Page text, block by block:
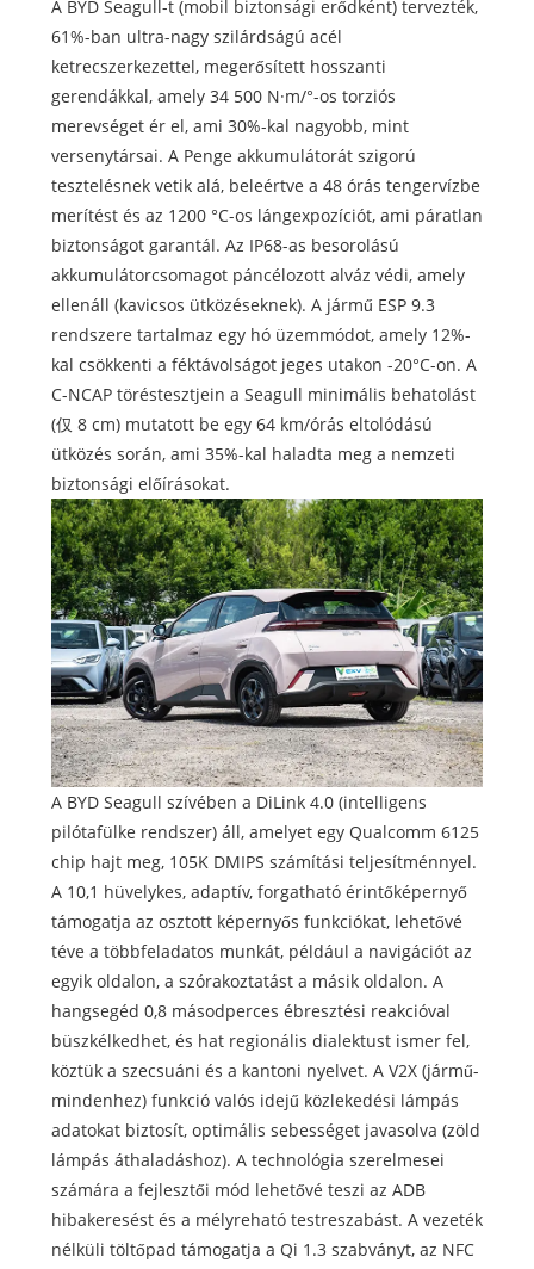
A BYD Seagull-t (mobil biztonsági erődként) tervezték,
61%-ban ultra-nagy szilárdságú acél
ketrecszerkezettel, megerősített hosszanti
gerendákkal, amely 34 500 N·m/°-os torziós
merevséget ér el, ami 30%-kal nagyobb, mint
versenytársai. A Penge akkumulátorát szigorú
tesztelésnek vetik alá, beleértve a 48 órás tengervízbe
merítést és az 1200 °C-os lángexpozíciót, ami páratlan
biztonságot garantál. Az IP68-as besorolású
akkumulátorcsomagot páncélozott alváz védi, amely
ellenáll (kavicsos ütközéseknek). A jármű ESP 9.3
rendszere tartalmaz egy hó üzemmódot, amely 12%-
kal csökkenti a féktávolságot jeges utakon -20°C-on. A
C-NCAP töréstesztjein a Seagull minimális behatolást
(仅 8 cm) mutatott be egy 64 km/órás eltolódású
ütközés során, ami 35%-kal haladta meg a nemzeti
biztonsági előírásokat.
A BYD Seagull szívében a DiLink 4.0 (intelligens
pilótafülke rendszer) áll, amelyet egy Qualcomm 6125
chip hajt meg, 105K DMIPS számítási teljesítménnyel.
A 10,1 hüvelykes, adaptív, forgatható érintőképernyő
támogatja az osztott képernyős funkciókat, lehetővé
téve a többfeladatos munkát, például a navigációt az
egyik oldalon, a szórakoztatást a másik oldalon. A
hangsegéd 0,8 másodperces ébresztési reakcióval
büszkélkedhet, és hat regionális dialektust ismer fel,
köztük a szecsuáni és a kantoni nyelvet. A V2X (jármű-
mindenhez) funkció valós idejű közlekedési lámpás
adatokat biztosít, optimális sebességet javasolva (zöld
lámpás áthaladáshoz). A technológia szerelmesei
számára a fejlesztői mód lehetővé teszi az ADB
hibakeresést és a mélyreható testreszabást. A vezeték
nélküli töltőpad támogatja a Qi 1.3 szabványt, az NFC